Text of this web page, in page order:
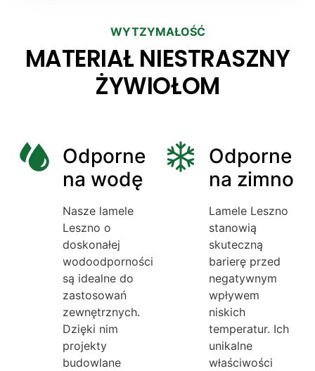
WYTZYMAŁOŚĆ
MATERIAŁ NIESTRASZNY
ŻYWIOŁOM
Odporne
na wodę
Nasze lamele
Leszno o
doskonałej
wodoodporności
są idealne do
zastosowań
zewnętrznych.
Dzięki nim
projekty
budowlane
Odporne
na zimno
Lamele Leszno
stanowią
skuteczną
barierę przed
negatywnym
wpływem
niskich
temperatur. Ich
unikalne
właściwości